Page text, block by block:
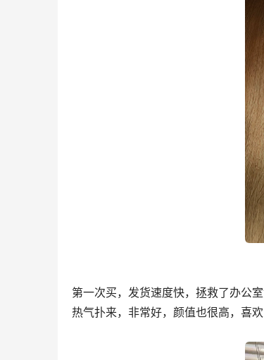
第一次买，发货速度快，拯救了办公
热气扑来，非常好，颜值也很高，喜欢